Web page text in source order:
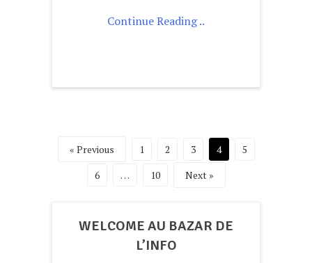
Continue Reading ..
Pagination
« Previous 1 2 3 4
5
6
… 10 Next »
WELCOME AU BAZAR DE
L’INFO